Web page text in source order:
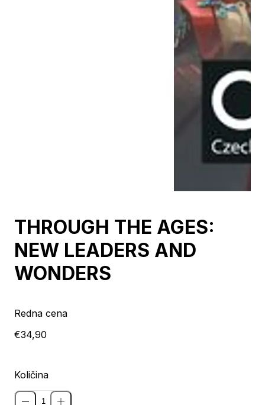
THROUGH THE AGES:
NEW LEADERS AND
WONDERS
Redna cena
€34,90
Količina